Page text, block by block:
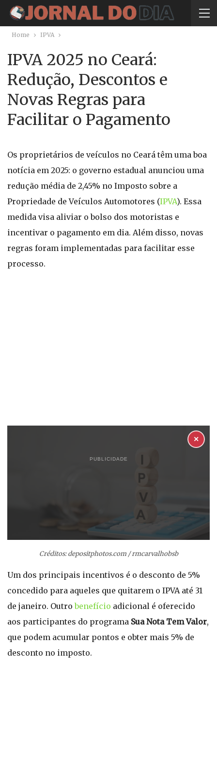
Home IPVA
IPVA 2025 no Ceará:
Redução, Descontos e
Novas Regras para
Facilitar o Pagamento
Os proprietários de veículos no Ceará têm uma boa
notícia em 2025: o governo estadual anunciou uma
redução média de 2,45% no Imposto sobre a
Propriedade de Veículos Automotores (IPVA). Essa
medida visa aliviar o bolso dos motoristas e
incentivar o pagamento em dia. Além disso, novas
regras foram implementadas para facilitar esse
processo.
PUBLICIDADE
✕
Créditos: depositphotos.com / rmcarvalhobsb
Um dos principais incentivos é o desconto de 5%
concedido para aqueles que quitarem o IPVA até 31
de janeiro. Outrobenefício adicional é oferecido
aos participantes do programa Sua Nota Tem Valor,
que podem acumular pontos e obter mais 5% de
desconto no imposto.